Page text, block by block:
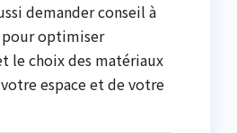
demander conseil à
pour optimiser
le choix des matériaux
espace et de votre